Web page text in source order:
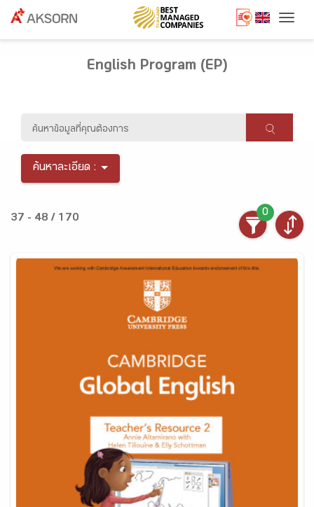
English Program (EP)
ค้นหาละเอียด :
37 - 48 / 170
0